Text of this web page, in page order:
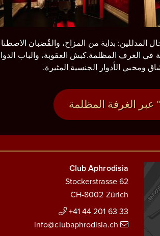
بداية من المزاح، والقُضبان
الغرف المظلمة.كبش العقوبة، والباب
Club Aphrodisia
Stockerstrasse 62
CH-8002 Zürich
+41 44 201 63 33
info@clubaphrodisia.ch